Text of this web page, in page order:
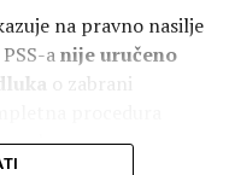
na pravno nasilje
anije uručeno
o zabrani
zakonom.